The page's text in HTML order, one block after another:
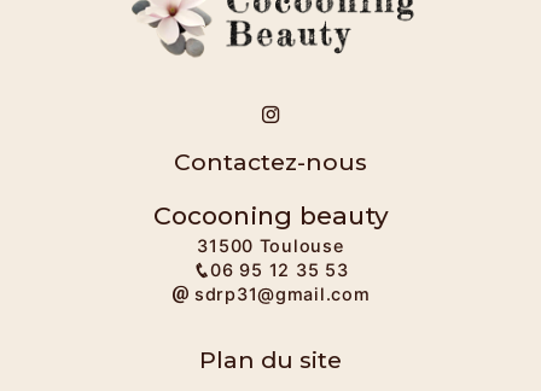
Contactez-nous
Cocooning beauty
31500 Toulouse
06 95 12 35 53
sdrp31@gmail.com
Plan du site